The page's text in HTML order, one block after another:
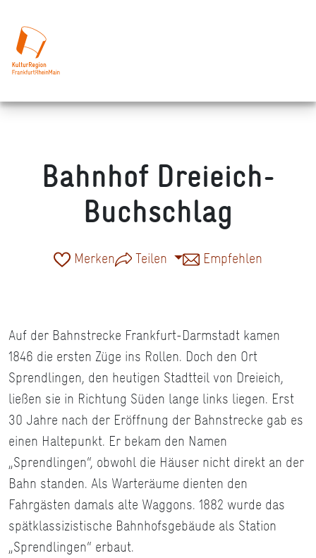
Bahnhof Dreieich-
Buchschlag
Merken Teilen Empfehlen
Auf der Bahnstrecke Frankfurt-Darmstadt kamen
1846 die ersten Züge ins Rollen. Doch den Ort
Sprendlingen, den heutigen Stadtteil von Dreieich,
ließen sie in Richtung Süden lange links liegen. Erst
30 Jahre nach der Eröffnung der Bahnstrecke gab es
einen Haltepunkt. Er bekam den Namen
„Sprendlingen“, obwohl die Häuser nicht direkt an der
Bahn standen. Als Warteräume dienten den
Fahrgästen damals alte Waggons. 1882 wurde das
spätklassizistische Bahnhofsgebäude als Station
„Sprendlingen“ erbaut.